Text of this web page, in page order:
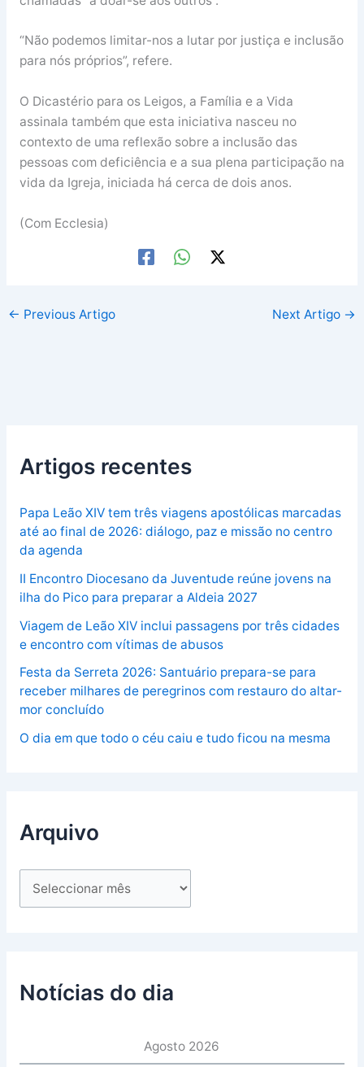
“Não podemos limitar-nos a lutar por justiça e inclusão
para nós próprios”, refere.
O Dicastério para os Leigos, a Família e a Vida
assinala também que esta iniciativa nasceu no
contexto de uma reflexão sobre a inclusão das
pessoas com deficiência e a sua plena participação na
vida da Igreja, iniciada há cerca de dois anos.
(Com Ecclesia)
← Previous Artigo Next Artigo →
Artigos recentes
Papa Leão XIV tem três viagens apostólicas marcadas
até ao final de 2026: diálogo, paz e missão no centro
da agenda
II Encontro Diocesano da Juventude reúne jovens na
ilha do Pico para preparar a Aldeia 2027
Viagem de Leão XIV inclui passagens por três cidades
e encontro com vítimas de abusos
Festa da Serreta 2026: Santuário prepara-se para
receber milhares de peregrinos com restauro do altar-
mor concluído
O dia em que todo o céu caiu e tudo ficou na mesma
Arquivo
Notícias do dia
Agosto 2026